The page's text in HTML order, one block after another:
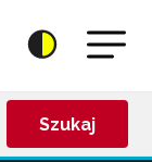
Szukaj